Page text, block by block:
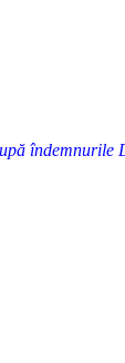
îndemnurile